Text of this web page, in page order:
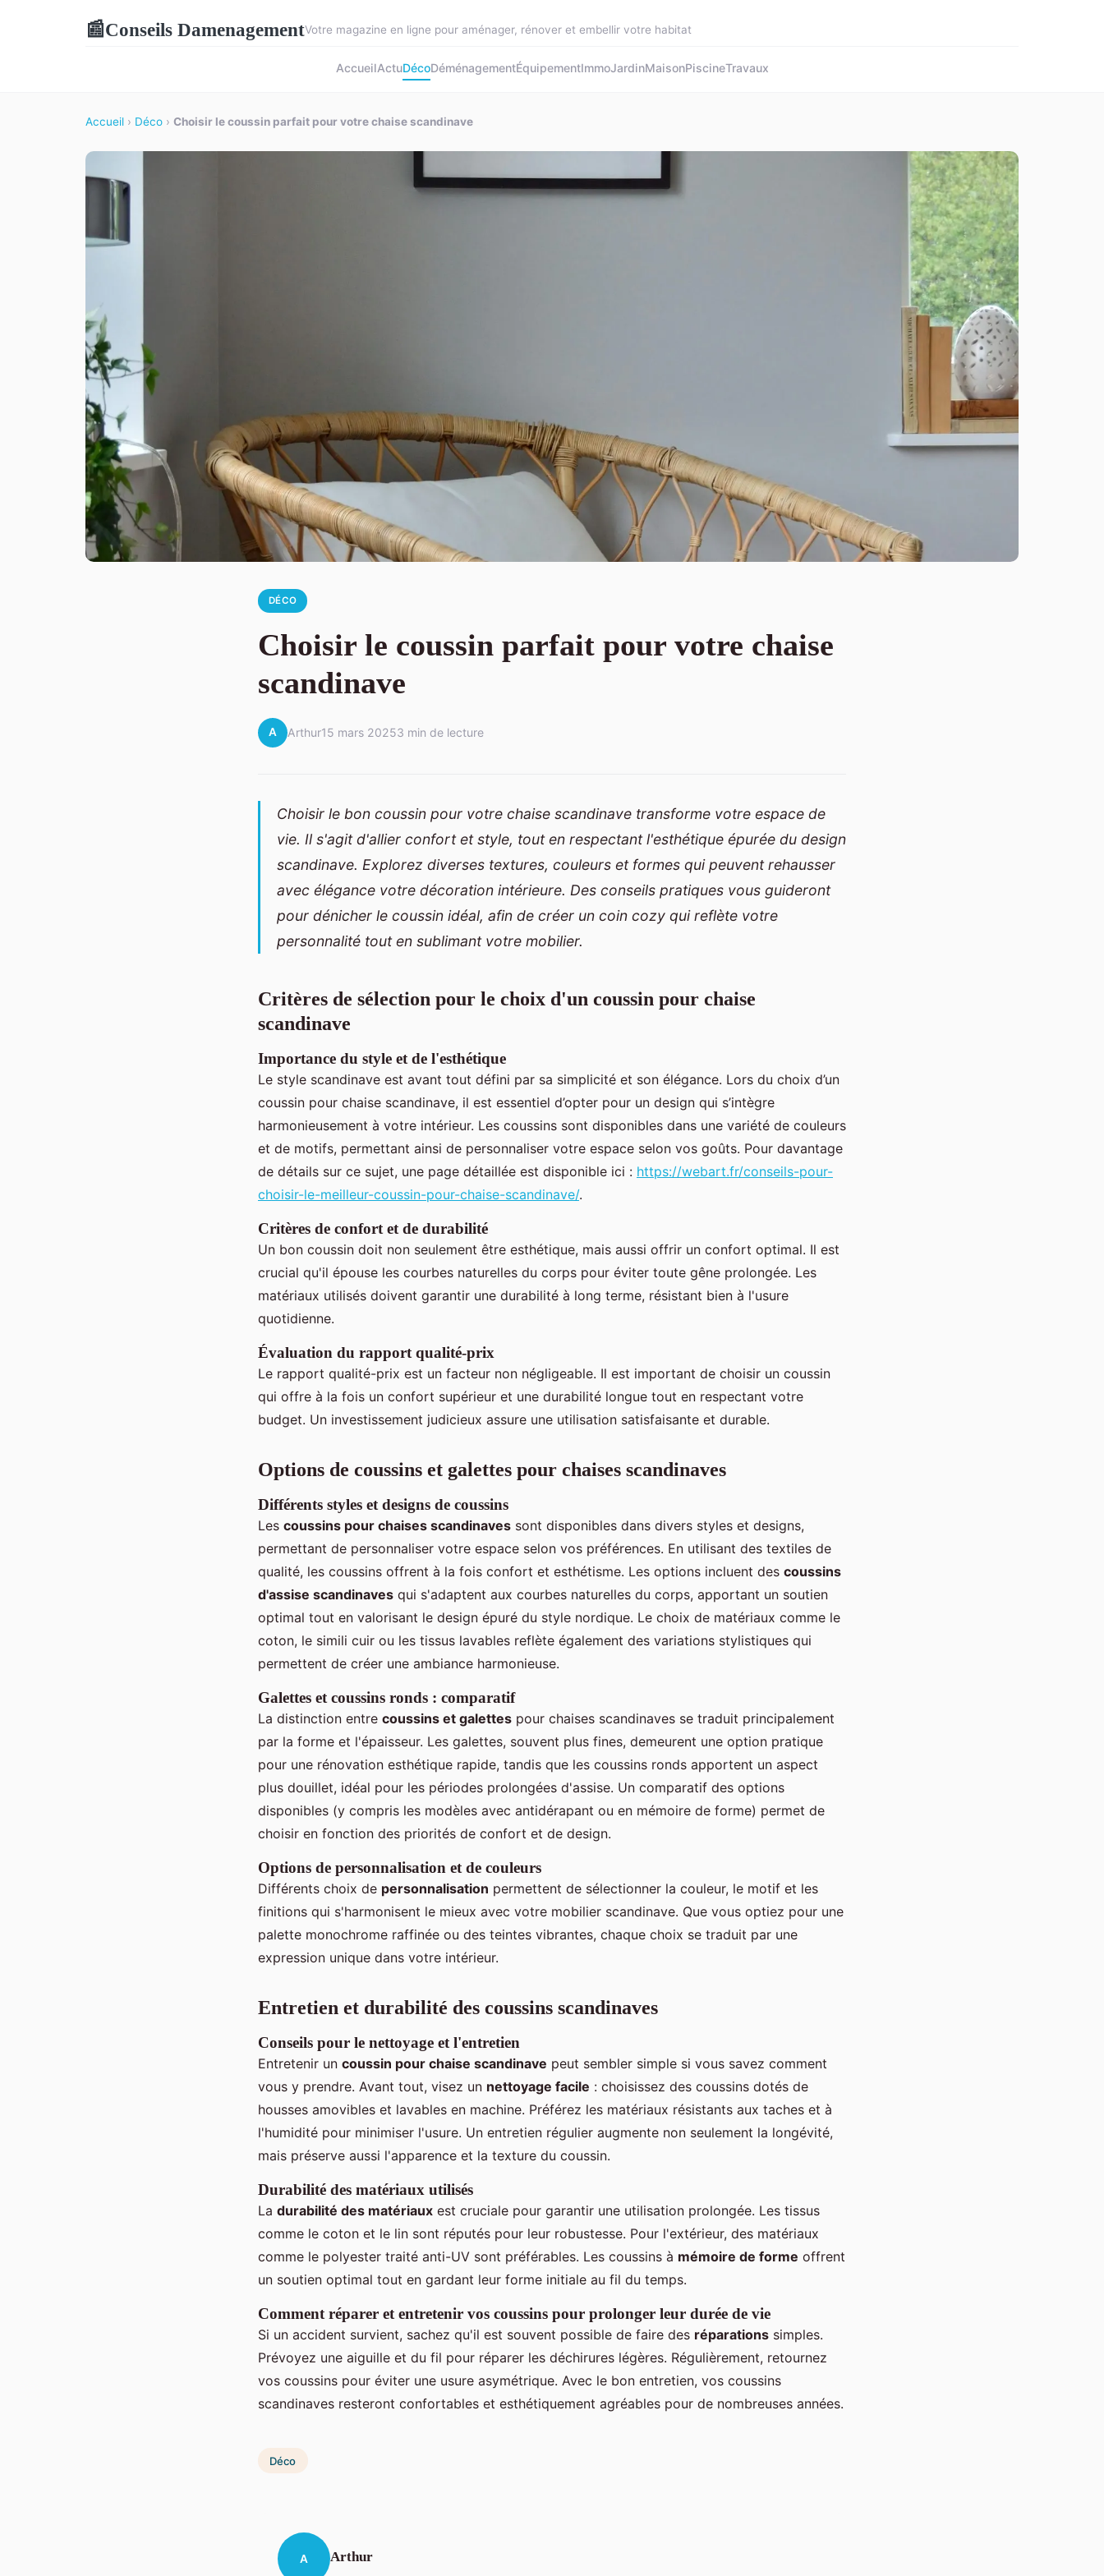
📰Conseils DamenagementVotre magazine en ligne pour aménager, rénover et embellir votre habitat
AccueilActuDécoDéménagementÉquipementImmoJardinMaisonPiscineTravaux
Accueil › Déco › Choisir le coussin parfait pour votre chaise scandinave
DÉCO
Choisir le coussin parfait pour votre chaise
scandinave
A Arthur15 mars 20253 min de lecture
Choisir le bon coussin pour votre chaise scandinave transforme votre espace de
vie. Il s'agit d'allier confort et style, tout en respectant l'esthétique épurée du design
scandinave. Explorez diverses textures, couleurs et formes qui peuvent rehausser
avec élégance votre décoration intérieure. Des conseils pratiques vous guideront
pour dénicher le coussin idéal, afin de créer un coin cozy qui reflète votre
personnalité tout en sublimant votre mobilier.
Critères de sélection pour le choix d'un coussin pour chaise
scandinave
Importance du style et de l'esthétique
Le style scandinave est avant tout défini par sa simplicité et son élégance. Lors du choix d’un
coussin pour chaise scandinave, il est essentiel d’opter pour un design qui s’intègre
harmonieusement à votre intérieur. Les coussins sont disponibles dans une variété de couleurs
et de motifs, permettant ainsi de personnaliser votre espace selon vos goûts. Pour davantage
de détails sur ce sujet, une page détaillée est disponible ici : https://webart.fr/conseils-pour-
choisir-le-meilleur-coussin-pour-chaise-scandinave/.
Critères de confort et de durabilité
Un bon coussin doit non seulement être esthétique, mais aussi offrir un confort optimal. Il est
crucial qu'il épouse les courbes naturelles du corps pour éviter toute gêne prolongée. Les
matériaux utilisés doivent garantir une durabilité à long terme, résistant bien à l'usure
quotidienne.
Évaluation du rapport qualité-prix
Le rapport qualité-prix est un facteur non négligeable. Il est important de choisir un coussin
qui offre à la fois un confort supérieur et une durabilité longue tout en respectant votre
budget. Un investissement judicieux assure une utilisation satisfaisante et durable.
Options de coussins et galettes pour chaises scandinaves
Différents styles et designs de coussins
Les coussins pour chaises scandinaves sont disponibles dans divers styles et designs,
permettant de personnaliser votre espace selon vos préférences. En utilisant des textiles de
qualité, les coussins offrent à la fois confort et esthétisme. Les options incluent des coussins
d'assise scandinaves qui s'adaptent aux courbes naturelles du corps, apportant un soutien
optimal tout en valorisant le design épuré du style nordique. Le choix de matériaux comme le
coton, le simili cuir ou les tissus lavables reflète également des variations stylistiques qui
permettent de créer une ambiance harmonieuse.
Galettes et coussins ronds : comparatif
La distinction entre coussins et galettes pour chaises scandinaves se traduit principalement
par la forme et l'épaisseur. Les galettes, souvent plus fines, demeurent une option pratique
pour une rénovation esthétique rapide, tandis que les coussins ronds apportent un aspect
plus douillet, idéal pour les périodes prolongées d'assise. Un comparatif des options
disponibles (y compris les modèles avec antidérapant ou en mémoire de forme) permet de
choisir en fonction des priorités de confort et de design.
Options de personnalisation et de couleurs
Différents choix de personnalisation permettent de sélectionner la couleur, le motif et les
finitions qui s'harmonisent le mieux avec votre mobilier scandinave. Que vous optiez pour une
palette monochrome raffinée ou des teintes vibrantes, chaque choix se traduit par une
expression unique dans votre intérieur.
Entretien et durabilité des coussins scandinaves
Conseils pour le nettoyage et l'entretien
Entretenir un coussin pour chaise scandinave peut sembler simple si vous savez comment
vous y prendre. Avant tout, visez un nettoyage facile : choisissez des coussins dotés de
housses amovibles et lavables en machine. Préférez les matériaux résistants aux taches et à
l'humidité pour minimiser l'usure. Un entretien régulier augmente non seulement la longévité,
mais préserve aussi l'apparence et la texture du coussin.
Durabilité des matériaux utilisés
La durabilité des matériaux est cruciale pour garantir une utilisation prolongée. Les tissus
comme le coton et le lin sont réputés pour leur robustesse. Pour l'extérieur, des matériaux
comme le polyester traité anti-UV sont préférables. Les coussins à mémoire de forme offrent
un soutien optimal tout en gardant leur forme initiale au fil du temps.
Comment réparer et entretenir vos coussins pour prolonger leur durée de vie
Si un accident survient, sachez qu'il est souvent possible de faire des réparations simples.
Prévoyez une aiguille et du fil pour réparer les déchirures légères. Régulièrement, retournez
vos coussins pour éviter une usure asymétrique. Avec le bon entretien, vos coussins
scandinaves resteront confortables et esthétiquement agréables pour de nombreuses années.
Déco
A Arthur